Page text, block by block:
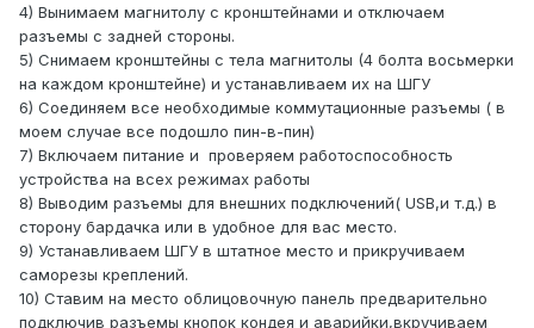
4) Вынимаем магнитолу с кронштейнами и отключаем
разъемы с задней стороны.
5) Снимаем кронштейны с тела магнитолы (4 болта восьмерки
на каждом кронштейне) и устанавливаем их на ШГУ
6) Соединяем все необходимые коммутационные разъемы ( в
моем случае все подошло пин-в-пин)
7) Включаем питание и проверяем работоспособность
устройства на всех режимах работы
8) Выводим разъемы для внешних подключений( USB,и т.д.) в
сторону бардачка или в удобное для вас место.
9) Устанавливаем ШГУ в штатное место и прикручиваем
саморезы креплений.
10) Ставим на место облицовочную панель предварительно
подключив разъемы кнопок кондея и аварийки,вкручиваем